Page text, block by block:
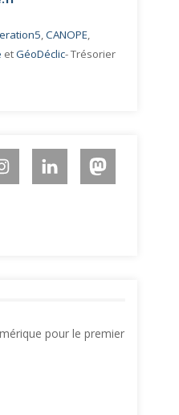
,CANOPE,
etGéoDéclic- Trésorier
pour le premier